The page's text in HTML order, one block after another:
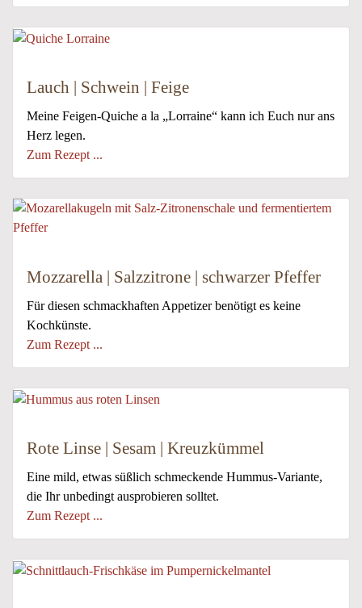
Lauch | Schwein | Feige
Meine Feigen-Quiche a la „Lorraine“ kann ich Euch nur ans
Herz legen.
Zum Rezept ...
Mozzarella | Salzzitrone | schwarzer Pfeffer
Für diesen schmackhaften Appetizer benötigt es keine
Kochkünste.
Zum Rezept ...
Rote Linse | Sesam | Kreuzkümmel
Eine mild, etwas süßlich schmeckende Hummus-Variante,
die Ihr unbedingt ausprobieren solltet.
Zum Rezept ...